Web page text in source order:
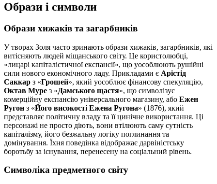
Образи і символи
Образи хижаків та загарбників
У творах Золя часто зринають образи хижаків, загарбників, які
витісняють людей міщанського світу. Це користолюбці,
«лицарі капіталістичної експансії», що уособлюють рушійні
сили нового економічного ладу. Прикладами є Арістід
Саккар з «Грошей», який уособлює фінансову спекуляцію,
Октав Муре з «Дамського щастя», що символізує
комерційну експансію універсального магазину, або Ежен
Ругон з «Його високості Ежена Ругона» (1876), який
представляє політичну владу та її цинічне використання. Ці
персонажі не просто діють, вони втілюють саму сутність
капіталізму, його безжальну логіку поглинання та
домінування. Їхня поведінка відображає дарвіністську
боротьбу за існування, перенесену на соціальний рівень.
Символіка предметного світу